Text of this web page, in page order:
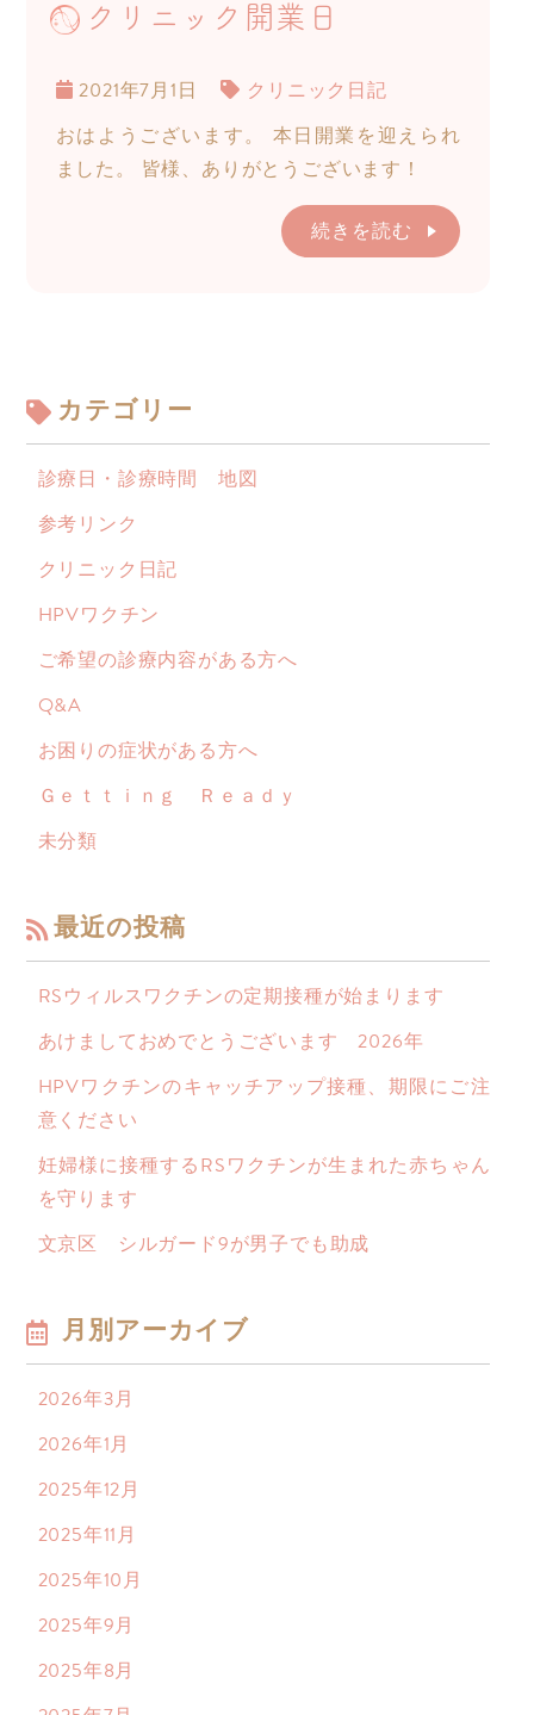
クリニック開業日
2021年7月1日
クリニック日記
おはようございます。 本日開業を迎えられ
ました。 皆様、ありがとうございます！
続きを読む
カテゴリー
診療日・診療時間 地図
参考リンク
クリニック日記
HPVワクチン
ご希望の診療内容がある方へ
Q&A
お困りの症状がある方へ
Ｇｅｔｔｉｎｇ Ｒｅａｄｙ
未分類
最近の投稿
RSウィルスワクチンの定期接種が始まります
あけましておめでとうございます 2026年
HPVワクチンのキャッチアップ接種、期限にご注
意ください
妊婦様に接種するRSワクチンが生まれた赤ちゃん
を守ります
文京区 シルガード9が男子でも助成
月別アーカイブ
2026年3月
2026年1月
2025年12月
2025年11月
2025年10月
2025年9月
2025年8月